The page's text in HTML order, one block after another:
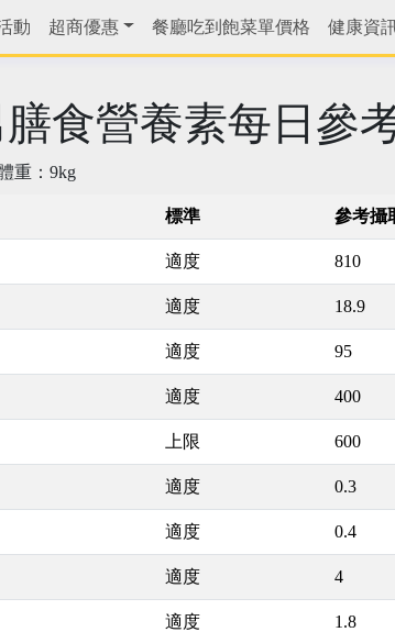
動 超商優惠 餐廳吃到飽菜單價格 健康資
膳食營養素每日參
重：9kg
標準 參考攝
適度 810
適度 18.9
適度 95
適度 400
上限 600
適度 0.3
適度 0.4
適度 4
適度 1.8